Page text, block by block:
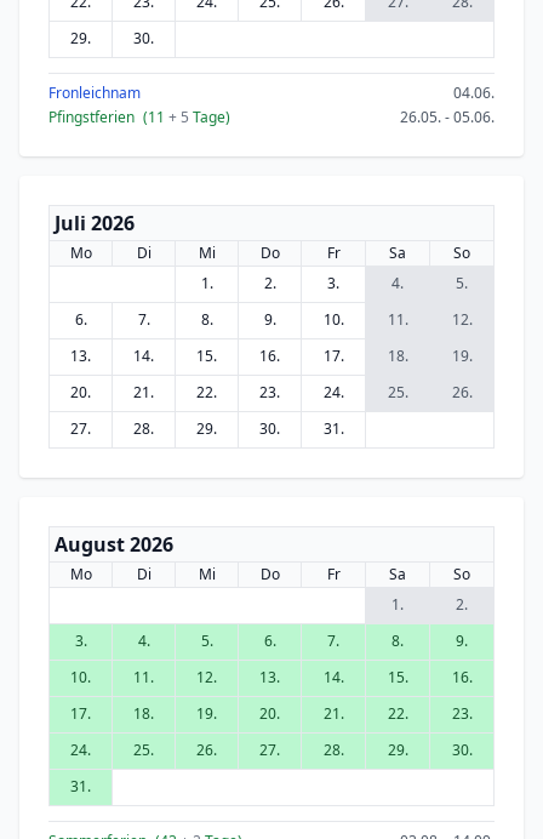
29.
30.
Fronleichnam
04.06.
Pfingstferien (11 + 5 Tage) 26.05. - 05.06.
Juli 2026
Mo Di Mi Do Fr Sa
So
1.
2. 3. 4.
5.
6.
7. 8. 9. 10. 11.
12.
13.
14. 15. 16. 17. 18.
19.
20.
21. 22. 23. 24. 25.
26.
27.
28. 29. 30. 31.
August 2026
Mo Di Mi Do Fr Sa
So
1.
2.
3.
4. 5. 6. 7. 8.
9.
10.
11. 12. 13. 14. 15.
16.
17.
18. 19. 20. 21. 22.
23.
24.
25. 26. 27. 28. 29.
30.
31.